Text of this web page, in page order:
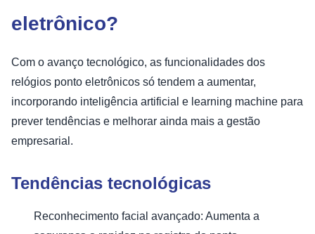
eletrônico?
Com o avanço tecnológico, as funcionalidades dos
relógios ponto eletrônicos só tendem a aumentar,
incorporando inteligência artificial e learning machine para
prever tendências e melhorar ainda mais a gestão
empresarial.
Tendências tecnológicas
Reconhecimento facial avançado: Aumenta a